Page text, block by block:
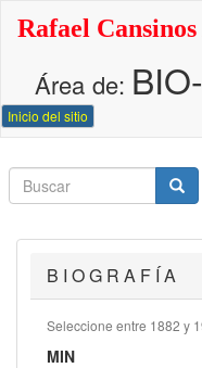
principal
Rafael Cansinos
Área de:
Inicio del sitio
Buscar
Buscar
B I O G R A F Í A
Seleccione entre 1882 y
MIN